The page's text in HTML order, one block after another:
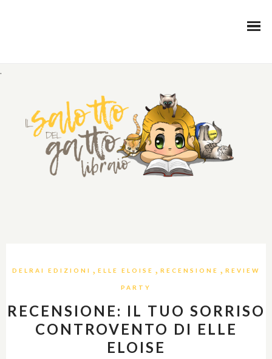
.
DELRAI EDIZIONI , ELLE ELOISE , RECENSIONE , REVIEW
PARTY
RECENSIONE: IL TUO SORRISO
CONTROVENTO DI ELLE
ELOISE